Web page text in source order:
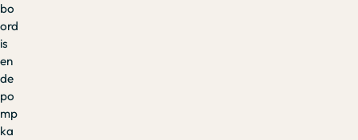
bo
ord
is
en
de
po
mp
ka